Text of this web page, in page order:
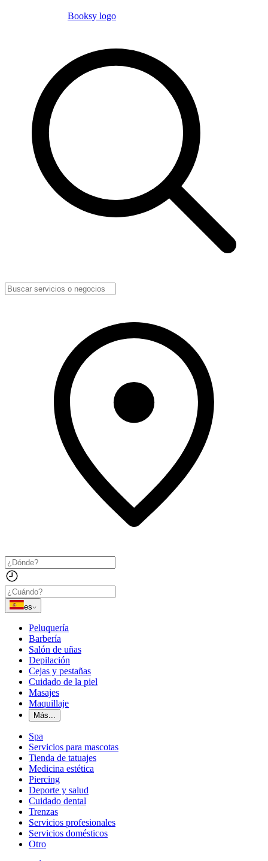
Booksy logo
es
Peluquería
Barbería
Salón de uñas
Depilación
Cejas y pestañas
Cuidado de la piel
Masajes
Maquillaje
Más...
Spa
Servicios para mascotas
Tienda de tatuajes
Medicina estética
Piercing
Deporte y salud
Cuidado dental
Trenzas
Servicios profesionales
Servicios domésticos
Otro